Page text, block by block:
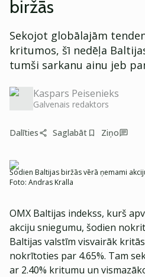
biržās
Sekojot globālajām
kritumos, šī nedēļa
tumši sarkanu ainu jeb
Kaspars Peisenieks
Galvenais redaktors
Dalīties Saglabāt Ziņo
Šodien Baltijas biržās vērā ņemami
Foto: Andras Kralla
OMX Baltijas indekss, kurš
akciju sniegumu, šodien
Baltijas valstīm visvairāk
nokrītoties par 4.65%. Tam
ar 2.40% kritumu un